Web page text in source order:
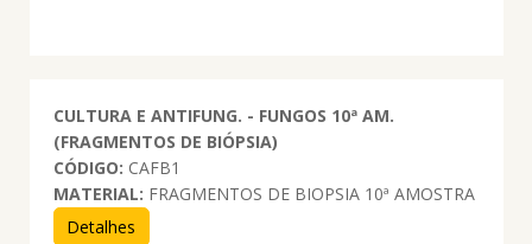
CULTURA E ANTIFUNG. - FUNGOS 10ª AM.
(FRAGMENTOS DE BIÓPSIA)
CÓDIGO: CAFB1
MATERIAL: FRAGMENTOS DE BIOPSIA 10ª AMOSTRA
Detalhes